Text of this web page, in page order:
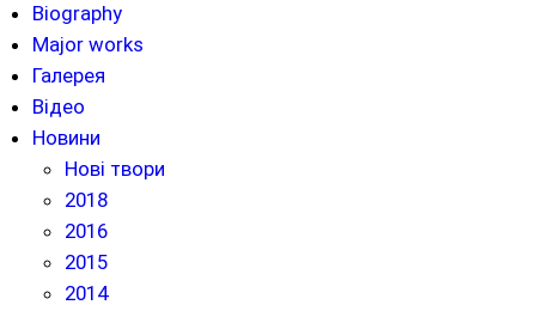
Biography
Major works
Галерея
Відео
Новини
Нові твори
2018
2016
2015
2014